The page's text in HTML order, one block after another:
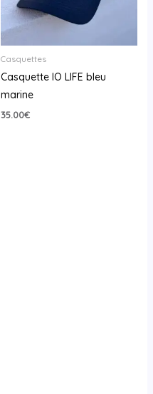
Casquettes
Casquette IO LIFE bleu
marine
35.00€